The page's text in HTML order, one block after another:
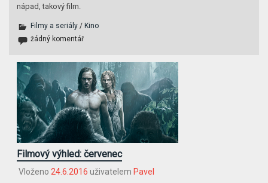
nápad, takový film.
Filmy a seriály /Kino
žádný komentář
Filmový výhled: červenec
Vloženo 24.6.2016 uživatelem Pavel